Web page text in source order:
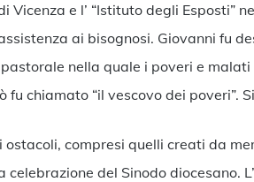
Vicenza e l’ “Istituto degli Esposti”
ai bisognosi. Giovanni fu
nella quale i poveri e
fu chiamato “il vescovo dei poveri”.
compresi quelli creati da
celebrazione del Sinodo diocesano.